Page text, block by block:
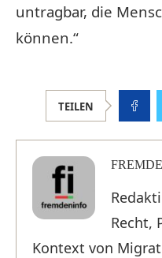
untragbar, die
können.“
TEILEN
Recht,
Kontext von